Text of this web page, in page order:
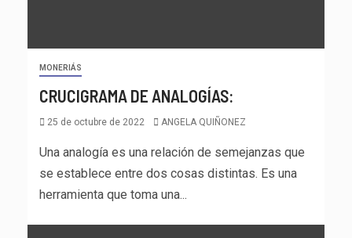
MONERIÁS
CRUCIGRAMA DE ANALOGÍAS:
25 de octubre de 2022 ANGELA QUIÑONEZ
Una analogía es una relación de semejanzas que
se establece entre dos cosas distintas. Es una
herramienta que toma una...